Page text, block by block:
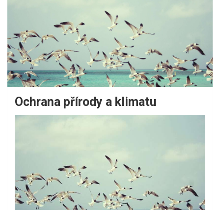
Ochrana přírody a klimatu